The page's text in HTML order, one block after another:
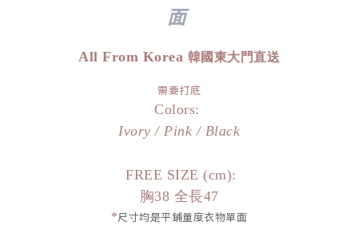
面
All From Korea 韓國東大門直送
需要打底
Colors:
Ivory / Pink / Black
FREE SIZE (cm):
胸38 全長47
*尺寸均是平鋪量度衣物單面